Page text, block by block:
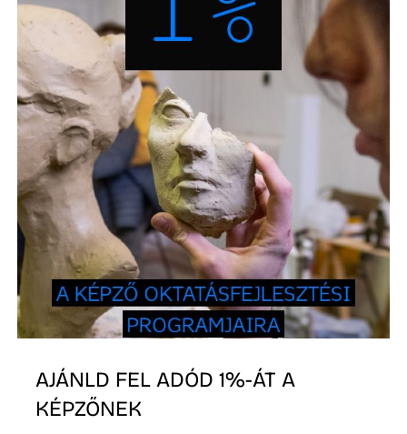
AJÁNLD FEL ADÓD 1%-ÁT A
KÉPZŐNEK